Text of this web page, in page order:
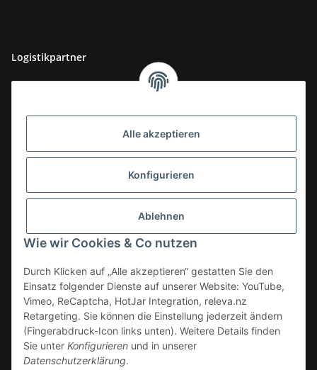
Alle akzeptieren
Konfigurieren
Ablehnen
Wie wir Cookies & Co nutzen
Durch Klicken auf „Alle akzeptieren“ gestatten Sie den
Einsatz folgender Dienste auf unserer Website: YouTube,
Vimeo, ReCaptcha, HotJar Integration, releva.nz
Retargeting. Sie können die Einstellung jederzeit ändern
(Fingerabdruck-Icon links unten). Weitere Details finden
Sie unter Konfigurieren und in unserer
Datenschutzerklärung.
Logistikpartner
Vertrag widerrufen
* Alle Preise zzgl. gesetzlicher USt., zzgl.